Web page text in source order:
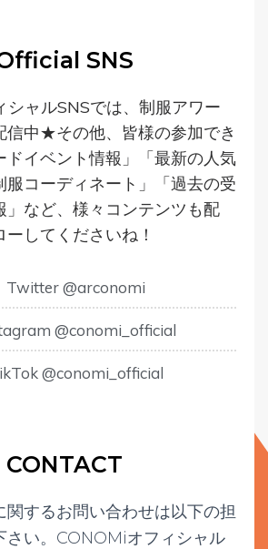
SNS
シャルSNSでは、制服アワー
信中★その他、皆様の参加でき
ドイベント情報」「最新の人気
服コーディネート」「過去の受
など、様々コンテンツも配
してくださいね！
Twitter @arconomi
@conomi_official
@conomi_official
CONTACT
関するお問い合わせは以下の担
い。 CONOMiオフィシャル